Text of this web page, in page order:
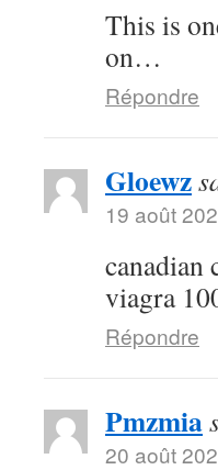
This is
on…
Répondre
Gloewz
19 août
canadian
viagra
Répondre
Pmzmia
20 août